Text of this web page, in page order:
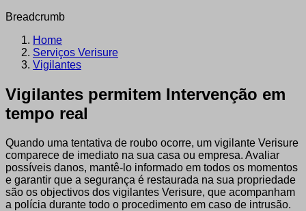
Breadcrumb
Home
Serviços Verisure
Vigilantes
Vigilantes permitem Intervenção em
tempo real
Quando uma tentativa de roubo ocorre, um vigilante Verisure
comparece de imediato na sua casa ou empresa. Avaliar
possíveis danos, mantê-lo informado em todos os momentos
e garantir que a segurança é restaurada na sua propriedade
são os objectivos dos vigilantes Verisure, que acompanham
a polícia durante todo o procedimento em caso de intrusão.